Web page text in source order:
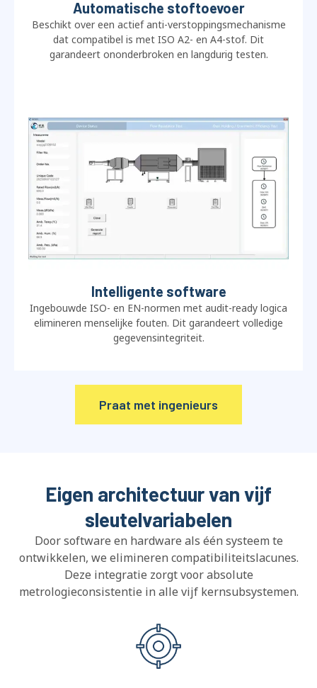
Automatische stoftoevoer
Beschikt over een actief anti-verstoppingsmechanisme
dat compatibel is met ISO A2- en A4-stof. Dit
garandeert ononderbroken en langdurig testen.
Intelligente software
Ingebouwde ISO- en EN-normen met audit-ready logica
elimineren menselijke fouten. Dit garandeert volledige
gegevensintegriteit.
Praat met ingenieurs
Eigen architectuur van vijf
sleutelvariabelen
Door software en hardware als één systeem te
ontwikkelen, we elimineren compatibiliteitslacunes.
Deze integratie zorgt voor absolute
metrologieconsistentie in alle vijf kernsubsystemen.